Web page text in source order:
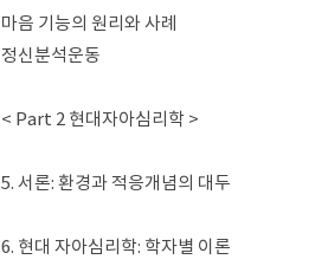
마음 기능의 원리와 사례
정신분석운동
< Part 2 현대자아심리학 >
5. 서론: 환경과 적응개념의 대두
6. 현대 자아심리학: 학자별 이론